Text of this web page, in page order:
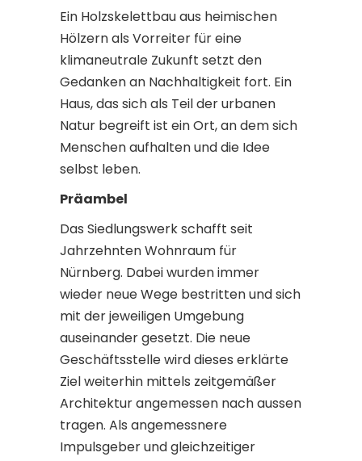
Ein Holzskelettbau aus heimischen
Hölzern als Vorreiter für eine
klimaneutrale Zukunft setzt den
Gedanken an Nachhaltigkeit fort. Ein
Haus, das sich als Teil der urbanen
Natur begreift ist ein Ort, an dem sich
Menschen aufhalten und die Idee
selbst leben.
Präambel
Das Siedlungswerk schafft seit
Jahrzehnten Wohnraum für
Nürnberg. Dabei wurden immer
wieder neue Wege bestritten und sich
mit der jeweiligen Umgebung
auseinander gesetzt. Die neue
Geschäftsstelle wird dieses erklärte
Ziel weiterhin mittels zeitgemäßer
Architektur angemessen nach aussen
tragen. Als angemessnere
Impulsgeber und gleichzeitiger